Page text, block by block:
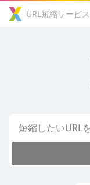
URL短縮サービス